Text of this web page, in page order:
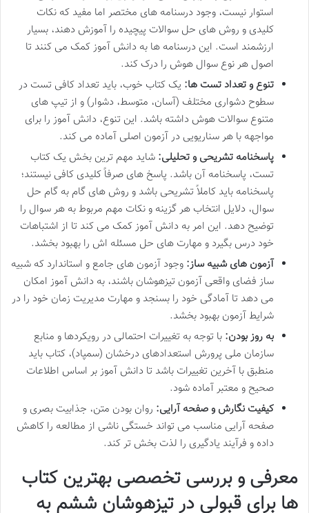
استوار نیست، وجود درسنامه های مختصر اما مفید که نکات
کلیدی و روش های حل سوالات پیچیده را آموزش دهند، بسیار
ارزشمند است. این درسنامه ها به دانش آموز کمک می کنند تا
اصول هر نوع سوال هوش را درک کند.
تنوع و تعداد تست ها: یک کتاب خوب، باید تعداد کافی تست در
سطوح دشواری مختلف (آسان، متوسط، دشوار) و از تیپ های
متنوع سوالات هوش داشته باشد. این تنوع، دانش آموز را برای
مواجهه با هر سناریویی در آزمون اصلی آماده می کند.
پاسخنامه تشریحی و تحلیلی: شاید مهم ترین بخش یک کتاب
تست، پاسخنامه آن باشد. پاسخ های صرفاً کلیدی کافی نیستند؛
پاسخنامه باید کاملاً تشریحی باشد و روش های گام به گام حل
سوال، دلایل انتخاب هر گزینه و نکات مهم مربوط به هر سوال را
توضیح دهد. این امر به دانش آموز کمک می کند تا از اشتباهات
خود درس بگیرد و مهارت های حل مسئله اش را بهبود بخشد.
آزمون های شبیه ساز: وجود آزمون های جامع و استاندارد که شبیه
ساز فضای واقعی آزمون تیزهوشان باشند، به دانش آموز امکان
می دهد تا آمادگی خود را بسنجد و مهارت مدیریت زمان خود را در
شرایط آزمون بهبود بخشد.
به روز بودن: با توجه به تغییرات احتمالی در رویکردها و منابع
سازمان ملی پرورش استعدادهای درخشان (سمپاد)، کتاب باید
منطبق با آخرین تغییرات باشد تا دانش آموز بر اساس اطلاعات
صحیح و معتبر آماده شود.
کیفیت نگارش و صفحه آرایی: روان بودن متن، جذابیت بصری و
صفحه آرایی مناسب می تواند خستگی ناشی از مطالعه را کاهش
داده و فرآیند یادگیری را لذت بخش تر کند.
معرفی و بررسی تخصصی بهترین کتاب
ها برای قبولی در تیزهوشان ششم به